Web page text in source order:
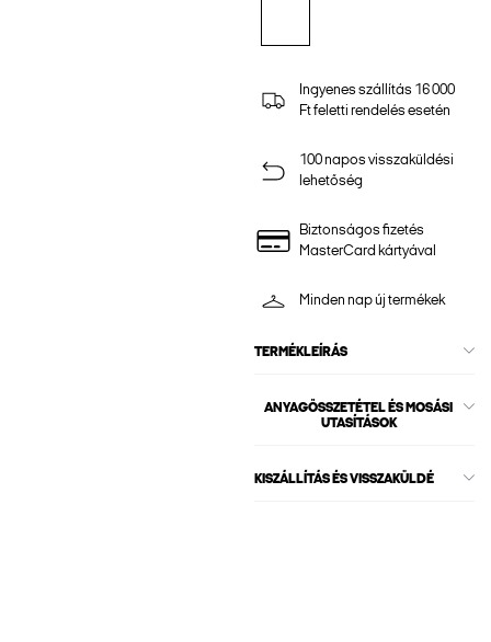
Ingyenes szállítás 16 000
Ft feletti rendelés esetén
100 napos visszaküldési
lehetőség
Biztonságos fizetés
MasterCard kártyával
Minden nap új termékek
TERMÉKLEÍRÁS
ANYAGÖSSZETÉTEL ÉS MOSÁSI
UTASÍTÁSOK
KISZÁLLÍTÁS ÉS VISSZAKÜLDÉ